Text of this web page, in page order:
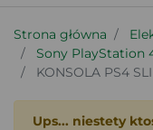
Strona główna
Sony PlayStation
KONSOLA PS4
Ups... niestety